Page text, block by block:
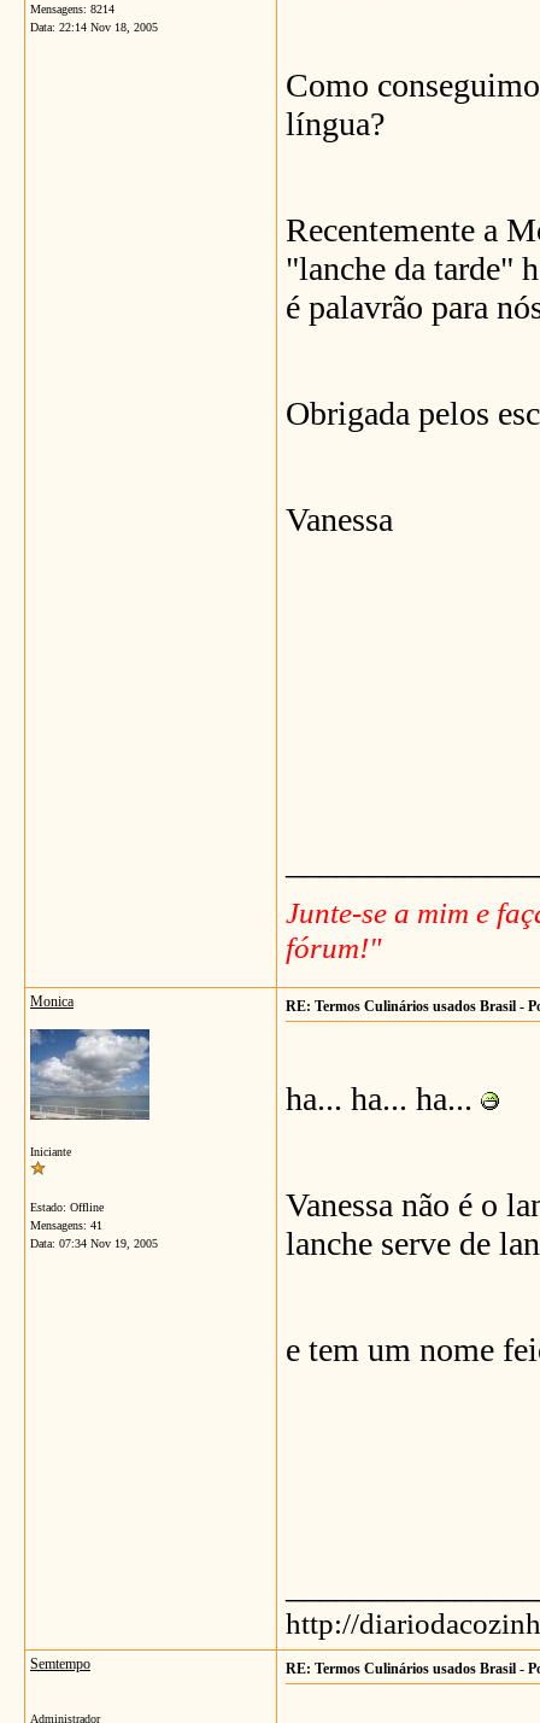
Mensagens: 8214
Data: 22:14 Nov 18, 2005
Como
língua?
Recentemente a
"lanche da tarde"
é palavrão para
Obrigada pelos
Vanessa
Junte-se a mim e
fórum!"
Monica
Iniciante
Estado: Offline
Mensagens: 41
Data: 07:34 Nov 19, 2005
RE: Termos Culinários usados Brasil -
ha... ha... ha...
Vanessa não é o
lanche serve de
e tem um nome
http://
Semtempo
Administrador
RE: Termos Culinários usados Brasil -